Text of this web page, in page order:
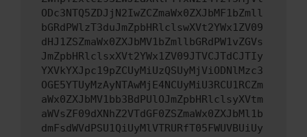
ODc3NTQ5ZDJjN2IwZCZmaWx0ZXJbMF1bZmll
bGRdPWlzT3duJmZpbHRlclswXVt2YWx1ZV09
dHJ1ZSZmaWx0ZXJbMV1bZmllbGRdPW1vZGVs
JmZpbHRlclsxXVt2YWx1ZV09JTVCJTdCJTIy
YXVkYXJpc19pZCUyMiUzQSUyMjViODNlMzc3
OGE5YTUyMzAyNTAwMjE4NCUyMiU3RCU1RCZm
aWx0ZXJbMV1bb3BdPUlOJmZpbHRlclsyXVtm
aWVsZF09dXNhZ2VTdGF0ZSZmaWx0ZXJbMl1b
dmFsdWVdPSU1QiUyMlVTRURfT05FWUVBUiUy